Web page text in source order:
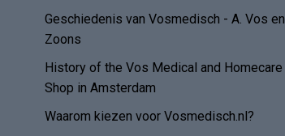
Geschiedenis van Vosmedisch - A. Vos en
Zoons
History of the Vos Medical and Homecare
Shop in Amsterdam
Waarom kiezen voor Vosmedisch.nl?